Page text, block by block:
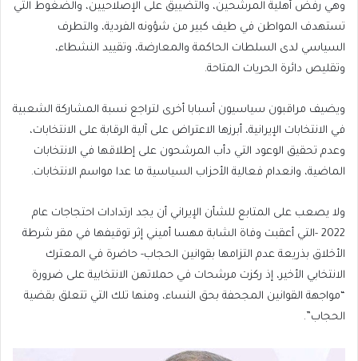
وهي رفض أهلية المرشحين، والتضييق على الإصلاحيين، والضغوط التي
تستهدف المواطن في طيف كبير من شؤونه الفردية، والتطرف
السياسي لدى السلطات الحاكمة والمعارضة، وتقييد النشطاء،
وتقليص دائرة الحريات المتاحة.
ويضيف مراقبون سياسيون أسبابا أخرى لتراجع نسبة المشاركة الشعبية
في الانتخابات الإيرانية، أبرزها الاعتراض على آلية الرقابة على الانتخابات،
وعدم تحقيق الوعود التي دأب المرشحون على إطلاقها في الانتخابات
الماضية، وانعدام فعالية الأحزاب السياسية ما عدا مواسم الانتخابات.
ولا يصعب على المتابع للشأن الإيراني أن يجد ارتدادات احتجاجات عام
2022 -التي أعقبت وفاة الشابة مهسا أميني إثر توقيفها في مقر شرطة
الأخلاق بذريعة عدم التزامها بقوانين الحجاب- حاضرة في المعترك
الانتخابي الأخير، إذ ركزت مرشحات في حملاتهن الانتخابية على ضرورة
“مواجهة القوانين المجحفة بحق النساء، ومنها تلك التي تتعلق بقضية
الحجاب”.